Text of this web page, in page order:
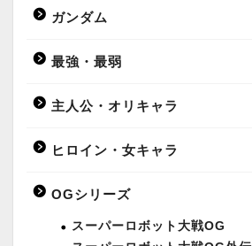
ガンダム
最強・最弱
主人公・オリキャラ
ヒロイン・女キャラ
OGシリーズ
スーパーロボット大戦OG